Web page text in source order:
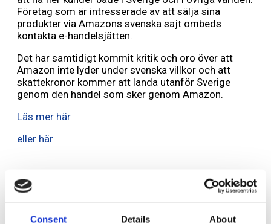
Consent Details About
Företag som är intresserade av att sälja sina
produkter via Amazons svenska sajt ombeds
kontakta e-handelsjätten.
Det har samtidigt kommit kritik och oro över att
Amazon inte lyder under svenska villkor och att
skattekronor kommer att landa utanför Sverige
genom den handel som sker genom Amazon.
Läs mer här
eller här